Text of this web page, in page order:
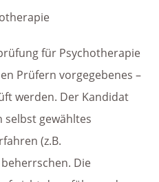
für Psychotherapie
Prüfern vorgegebenes –
werden. Der Kandidat
gewähltes
(z.B.
Die